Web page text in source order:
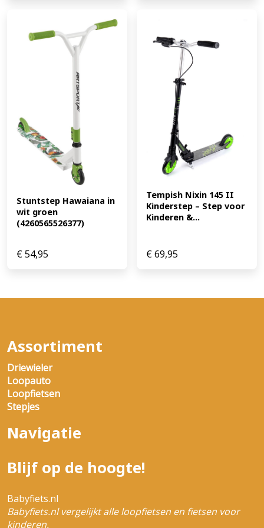
Stuntstep Hawaiana in
wit groen
(4260565526377)
€54,95
Tempish Nixin 145 II
Kinderstep – Step voor
Kinderen &...
€69,95
Assortiment
Driewieler
Loopauto
Loopfietsen
Stepjes
Navigatie
Blijf op de hoogte!
Babyfiets.nl
Babyfiets.nl vergelijkt alle loopfietsen en fietsen voor
kinderen.